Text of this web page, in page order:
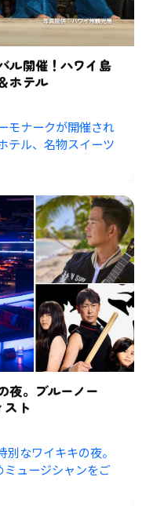
ル開催！ハワイ島
ホテル
モナークが開催され
テル、名物スイーツ
夜。ブルーノー
スト
なワイキキの夜。
ミュージシャンをご